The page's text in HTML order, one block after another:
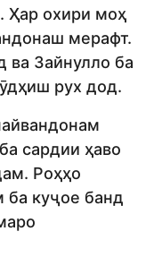
Ҳар охири моҳ
мерафт.
ва Зайнулло ба
рух дод.
сардии ҳаво
Роҳҳо
ба куҷое банд